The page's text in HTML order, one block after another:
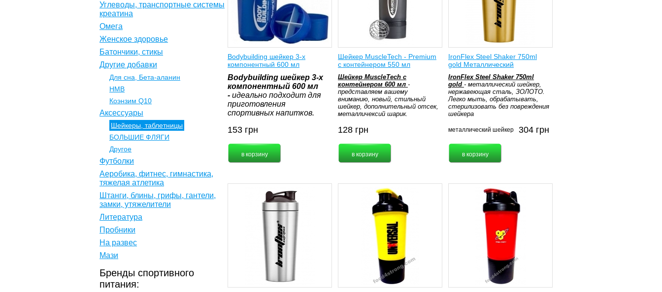
Bodybuilding шейкер 3-х
компонентный 600 мл
Bodybuilding шейкер 3-х
компонентный 600 мл
- идеально подходит для
приготовления
спортивных напитков.
153 грн
Шейкер MuscleTech - Premium
с контейнером 550 мл
Шейкер MuscleTech с
контейнером 600 мл -
представляем вашему
вниманию, новый, стильный
шейкер, дополнительный отсек,
металличексий шарик.
128 грн
IronFlex Steel Shaker 750ml
gold Металлический
IronFlex Steel Shaker 750ml
gold - металлический шейкер,
нержавеющая сталь, ЗОЛОТО.
Легко мыть, обрабатывать,
стерилизовать без повреждения
шейкера
металлический шейкер 304 грн
Углеводы, транспортные системы
креатина
Омега
Женское здоровье
Батончики, стикы
Другие добавки
Для сна, Бета-аланин
НМВ
Коэнзим Q10
Аксессуары
Шейкеры, таблетницы
БОЛЬШИЕ ФЛЯГИ
Другое
Футболки
Аеробика, фитнес, гимнастика,
тяжелая атлетика
Штанги, блины, грифы, гантели,
замки, утяжелители
Литература
Пробники
На развес
Мази
Бренды спортивного
питания: